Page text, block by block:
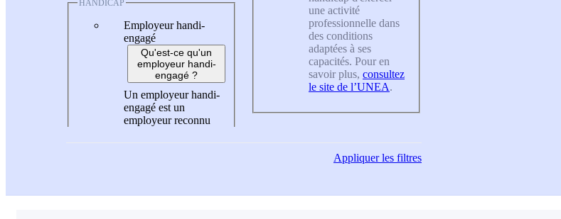
HANDICAP
Employeur handi-
engagé
Qu'est-ce qu'un
employeur handi-
engagé ?
Un employeur handi-
engagé est un
employeur reconnu
une activité
professionnelle dans
des conditions
adaptées à ses
capacités. Pour en
savoir plus, consultez
le site de l’UNEA.
Appliquerles filtres